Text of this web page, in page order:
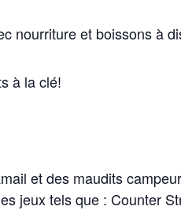
nourriture et boissons à
à la clé!
et des maudits
jeux tels que : Counter